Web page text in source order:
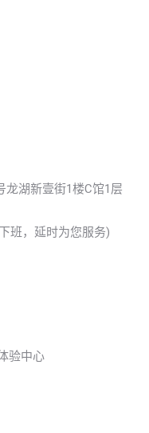
龙湖新壹街1楼C馆1层
班，延时为您服务)
验中心